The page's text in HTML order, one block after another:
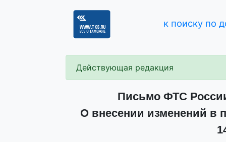
к поиску по
Действующая редакция
Письмо ФТС России
О внесении изменений в